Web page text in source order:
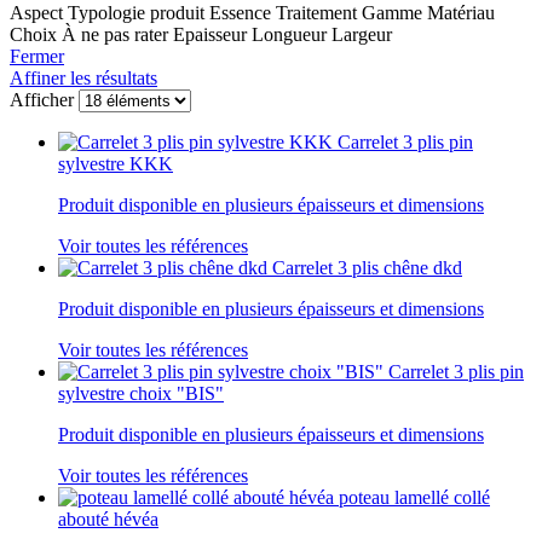
Aspect Typologie produit Essence Traitement Gamme Matériau
Choix À ne pas rater Epaisseur Longueur Largeur
Fermer
Affiner les résultats
Afficher
Carrelet 3 plis pin
sylvestre KKK
Produit disponible en plusieurs épaisseurs et dimensions
Voir toutes les références
Carrelet 3 plis chêne dkd
Produit disponible en plusieurs épaisseurs et dimensions
Voir toutes les références
Carrelet 3 plis pin
sylvestre choix "BIS"
Produit disponible en plusieurs épaisseurs et dimensions
Voir toutes les références
poteau lamellé collé
abouté hévéa